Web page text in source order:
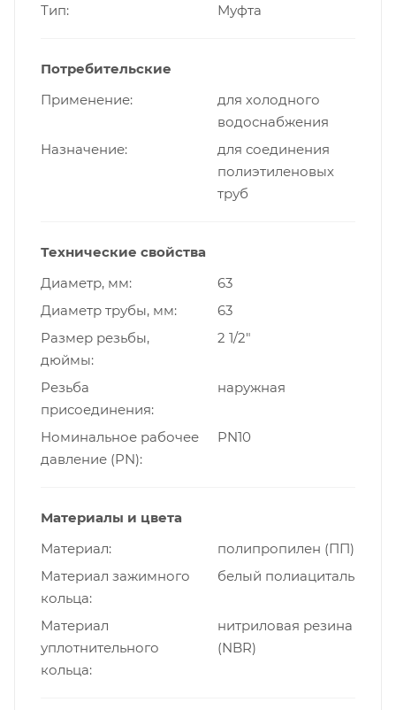
Тип Муфта
Потребительские
Применение
для холодного
водоснабжения
Назначение
для соединения
полиэтиленовых
труб
Технические свойства
Диаметр, мм
63
Диаметр трубы, мм
63
Размер резьбы,
дюймы
2 1/2"
Резьба
присоединения
наружная
Номинальное рабочее
давление (PN)
PN10
Материалы и цвета
Материал
полипропилен (ПП)
Материал зажимного
кольца
белый полиациталь
Материал
уплотнительного
кольца
нитриловая резина
(NBR)